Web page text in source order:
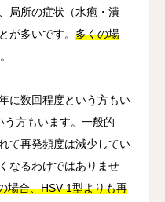
局所の症状（水疱・潰
が多いです。 多くの場
。
に数回程度という方もい
方もいます。一般的
て再発頻度は減少してい
なるわけではありませ
場合、HSV-1型よりも再